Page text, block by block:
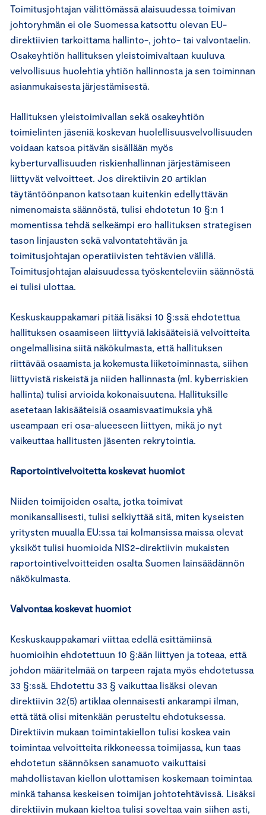
Toimitusjohtajan välittömässä alaisuudessa toimivan
johtoryhmän ei ole Suomessa katsottu olevan EU-
direktiivien tarkoittama hallinto-, johto- tai valvontaelin.
Osakeyhtiön hallituksen yleistoimivaltaan kuuluva
velvollisuus huolehtia yhtiön hallinnosta ja sen toiminnan
asianmukaisesta järjestämisestä.
Hallituksen yleistoimivallan sekä osakeyhtiön
toimielinten jäseniä koskevan huolellisuusvelvollisuuden
voidaan katsoa pitävän sisällään myös
kyberturvallisuuden riskienhallinnan järjestämiseen
liittyvät velvoitteet. Jos direktiivin 20 artiklan
täytäntöönpanon katsotaan kuitenkin edellyttävän
nimenomaista säännöstä, tulisi ehdotetun 10 §:n 1
momentissa tehdä selkeämpi ero hallituksen strategisen
tason linjausten sekä valvontatehtävän ja
toimitusjohtajan operatiivisten tehtävien välillä.
Toimitusjohtajan alaisuudessa työskenteleviin säännöstä
ei tulisi ulottaa.
Keskuskauppakamari pitää lisäksi 10 §:ssä ehdotettua
hallituksen osaamiseen liittyviä lakisääteisiä velvoitteita
ongelmallisina siitä näkökulmasta, että hallituksen
riittävää osaamista ja kokemusta liiketoiminnasta, siihen
liittyvistä riskeistä ja niiden hallinnasta (ml. kyberriskien
hallinta) tulisi arvioida kokonaisuutena. Hallituksille
asetetaan lakisääteisiä osaamisvaatimuksia yhä
useampaan eri osa-alueeseen liittyen, mikä jo nyt
vaikeuttaa hallitusten jäsenten rekrytointia.
Raportointivelvoitetta koskevat huomiot
Niiden toimijoiden osalta, jotka toimivat
monikansallisesti, tulisi selkiyttää sitä, miten kyseisten
yritysten muualla EU:ssa tai kolmansissa maissa olevat
yksiköt tulisi huomioida NIS2-direktiivin mukaisten
raportointivelvoitteiden osalta Suomen lainsäädännön
näkökulmasta.
Valvontaa koskevat huomiot
Keskuskauppakamari viittaa edellä esittämiinsä
huomioihin ehdotettuun 10 §:ään liittyen ja toteaa, että
johdon määritelmää on tarpeen rajata myös ehdotetussa
33 §:ssä. Ehdotettu 33 § vaikuttaa lisäksi olevan
direktiivin 32(5) artiklaa olennaisesti ankarampi ilman,
että tätä olisi mitenkään perusteltu ehdotuksessa.
Direktiivin mukaan toimintakiellon tulisi koskea vain
toimintaa velvoitteita rikkoneessa toimijassa, kun taas
ehdotetun säännöksen sanamuoto vaikuttaisi
mahdollistavan kiellon ulottamisen koskemaan toimintaa
minkä tahansa keskeisen toimijan johtotehtävissä. Lisäksi
direktiivin mukaan kieltoa tulisi soveltaa vain siihen asti,